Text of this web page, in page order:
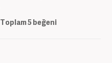
Toplam5beğeni